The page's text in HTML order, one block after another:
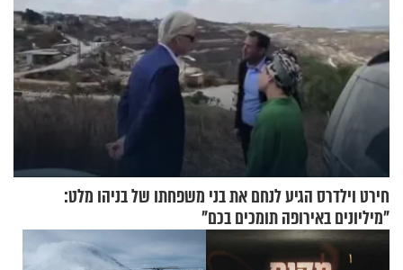
חירט וילדרס הגיע לנחם את בני משפחתו של בניהו מלט:
"מיליונים באירופה תומכים בכם"